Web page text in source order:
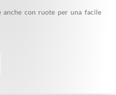
con ruote per una facile